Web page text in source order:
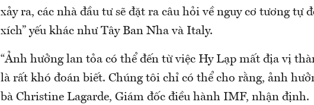
xảy ra, các nhà đầu tư sẽ đặt ra câu hỏi về nguy cơ tương tự
xích” yếu khác như Tây Ban Nha và Italy.
“Ảnh hưởng lan tỏa có thể đến từ việc Hy Lạp mất địa vị
là rất khó đoán biết. Chúng tôi chỉ có thể cho rằng, ảnh
bà Christine Lagarde, Giám đốc điều hành IMF, nhận định.